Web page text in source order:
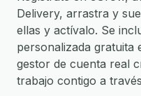
Delivery, arrastra y
ellas y actívalo. Se
personalizada gratuita
gestor de cuenta real
trabajo contigo a